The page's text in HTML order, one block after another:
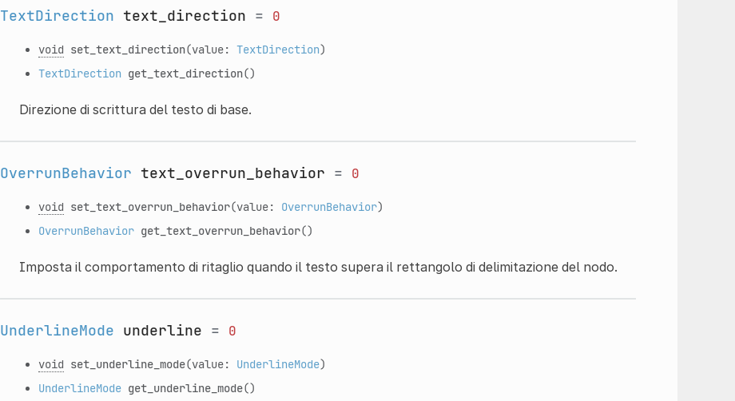
TextDirection text_direction = 0
void set_text_direction(value: TextDirection)
TextDirection get_text_direction()
Direzione di scrittura del testo di base.
OverrunBehavior text_overrun_behavior = 0
void set_text_overrun_behavior(value: OverrunBehavior)
OverrunBehavior get_text_overrun_behavior()
Imposta il comportamento di ritaglio quando il testo supera il rettangolo di delimitazione del nodo.
UnderlineMode underline = 0
void set_underline_mode(value: UnderlineMode)
UnderlineMode get_underline_mode()